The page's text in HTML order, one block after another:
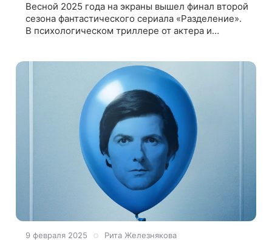
Весной 2025 года на экраны вышел финал второй
сезона фантастического сериала «Разделение».
В психологическом триллере от актера и
9 февраля 2025 Рита Железнякова